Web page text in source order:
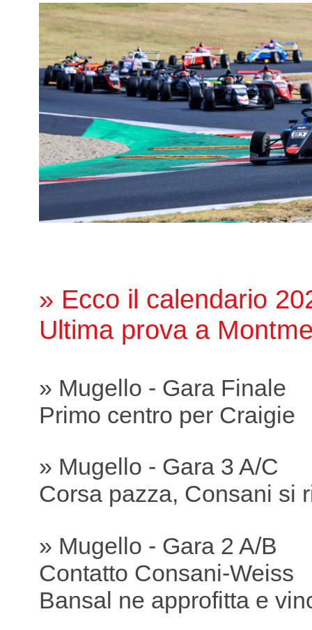
» Ecco il calendario
Ultima prova a
» Mugello - Gara Finale
Primo centro per Craigie
» Mugello - Gara 3 A/C
Corsa pazza, Consani si
» Mugello - Gara 2 A/B
Contatto Consani-Weiss
Bansal ne approfitta e